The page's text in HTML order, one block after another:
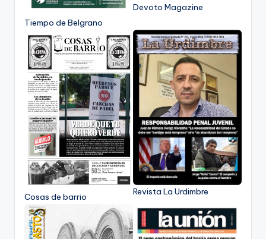
Tiempo de Belgrano
Devoto Magazine
Cosas de barrio
Revista La Urdimbre